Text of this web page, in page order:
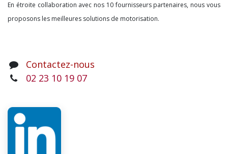
En étroite collaboration avec nos 10 fournisseurs partenaires, nous vous
proposons les meilleures solutions de motorisation.
Contactez-nous
02 23 10 19 07